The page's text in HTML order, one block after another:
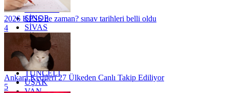
SAMSUN
SİNOP
SİVAS
SİİRT
TEKİRDAĞ
TOKAT
TRABZON
TUNCELİ
UŞAK
2026 KPSS ne zaman? sınav tarihleri belli oldu
4
Ankara Kedileri 27 Ülkeden Canlı Takip Ediliyor
5